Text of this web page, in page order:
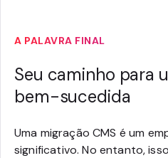
A PALAVRA FINAL
Seu caminho para
bem-sucedida
Uma migração CMS é um
significativo. No entanto,